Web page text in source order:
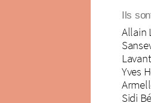
Ils
Allain
Yves
Sidi